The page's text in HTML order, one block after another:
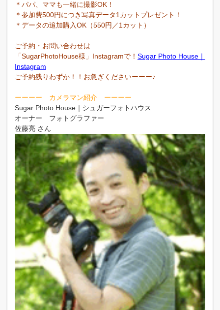
＊パパ、ママも一緒に撮影OK！
＊参加費500円につき写真データ1カットプレゼント！
＊データの追加購入OK（550円／1カット）
ご予約・お問い合わせは
「SugarPhotoHouse様」Instagramで！ Sugar Photo House｜
Instagram
ご予約残りわずか！！お急ぎくださいーーー♪
ーーーー カメラマン紹介 ーーーー
Sugar Photo House｜シュガーフォトハウス
オーナー フォトグラファー
佐藤亮 さん